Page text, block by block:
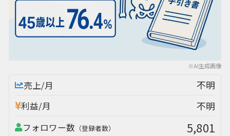
※AI生成画像
売上/月 不明
利益/月 不明
フォロワー数 （登録者数） 5,801